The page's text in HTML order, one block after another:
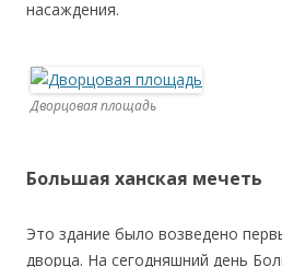
насаждения.
Дворцовая площадь
Большая ханская мечеть
Это здание было возведено
дворца. На сегодняшний день